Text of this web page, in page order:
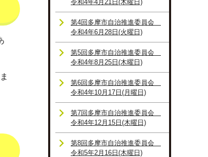
令和4年4月21日(木曜日)
第4回多摩市自治推進委員会
令和4年6月28日(火曜日)
第5回多摩市自治推進委員会
令和4年8月25日(木曜日)
第6回多摩市自治推進委員会
令和4年10月17日(月曜日)
第7回多摩市自治推進委員会
令和4年12月15日(木曜日)
第8回多摩市自治推進委員会
令和5年2月16日(木曜日)